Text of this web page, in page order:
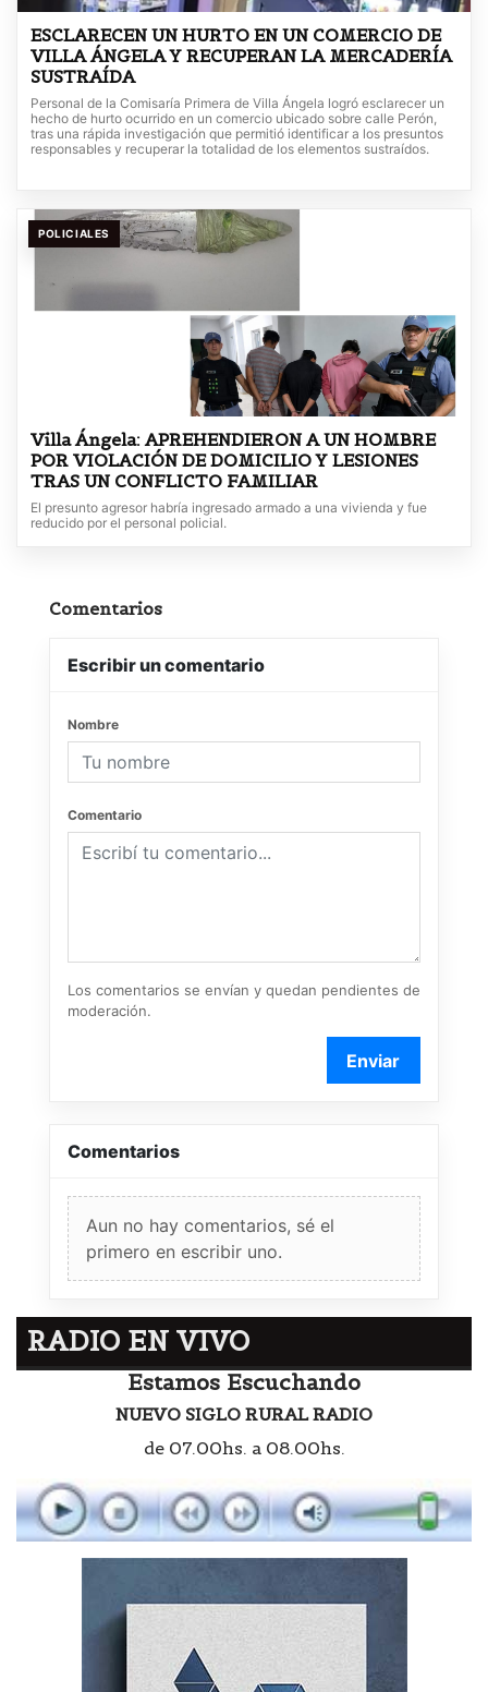
ESCLARECEN UN HURTO EN UN COMERCIO DE
VILLA ÁNGELA Y RECUPERAN LA MERCADERÍA
SUSTRAÍDA
Personal de la Comisaría Primera de Villa Ángela logró esclarecer un
hecho de hurto ocurrido en un comercio ubicado sobre calle Perón,
tras una rápida investigación que permitió identificar a los presuntos
responsables y recuperar la totalidad de los elementos sustraídos.
POLICIALES
Villa Ángela: APREHENDIERON A UN HOMBRE
POR VIOLACIÓN DE DOMICILIO Y LESIONES
TRAS UN CONFLICTO FAMILIAR
El presunto agresor habría ingresado armado a una vivienda y fue
reducido por el personal policial.
Comentarios
Escribir un comentario
Nombre
Comentario
Los comentarios se envían y quedan pendientes de
moderación.
Enviar
Comentarios
Aun no hay comentarios, sé el
primero en escribir uno.
RADIO EN VIVO
Estamos Escuchando
NUEVO SIGLO RURAL RADIO
de 07.00hs. a 08.00hs.